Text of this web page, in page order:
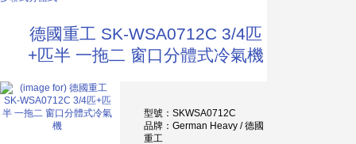
德國重工 SK-WSA0712C 3/4匹
+匹半 一拖二 窗口分體式冷氣機
型號：SKWSA0712C
品牌：German Heavy / 德國
重工